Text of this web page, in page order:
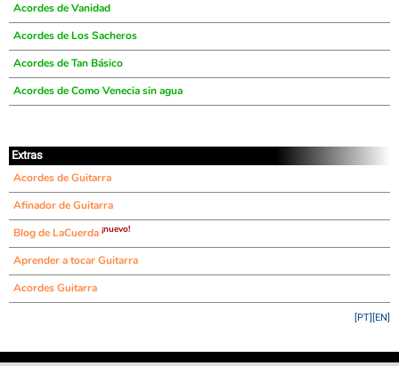
Acordes de Vanidad
Acordes de Los Sacheros
Acordes de Tan Básico
Acordes de Como Venecia sin agua
Extras
Acordes de Guitarra
Afinador de Guitarra
Blog de LaCuerda ¡nuevo!
Aprender a tocar Guitarra
Acordes Guitarra
[EN]
[PT]